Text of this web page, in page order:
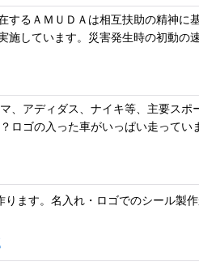
するＡＭＵＤＡは相互扶助の精神
施しています。災害発生時の初動の
、アディダス、ナイキ等、主要ス
ロゴの入った車がいっぱい走ってい
ます。名入れ・ロゴでのシール製